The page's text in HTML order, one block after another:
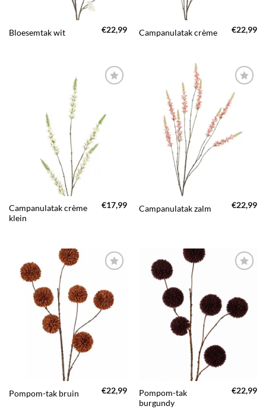
Bloesemtak wit €22,99 Campanulatak crème €22,99
TOEVOEGEN
AAN JOUW
FAVORIETEN
Campanulatak crème
klein
€17,99
TOEVOEGEN
AAN JOUW
FAVORIETEN
Campanulatak zalm €22,99
TOEVOEGEN
AAN JOUW
FAVORIETEN
Pompom-tak bruin €22,99
TOEVOEGEN
AAN JOUW
FAVORIETEN
Pompom-tak
burgundy
€22,99